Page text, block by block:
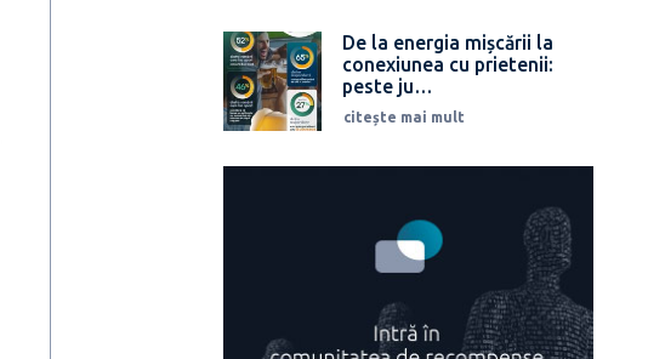
De la energia mișcării la
conexiunea cu prietenii:
peste ju…
citește mai mult